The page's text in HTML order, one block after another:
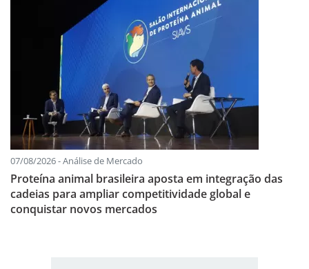
07/08/2026 - Análise de Mercado
Proteína animal brasileira aposta em integração das
cadeias para ampliar competitividade global e
conquistar novos mercados